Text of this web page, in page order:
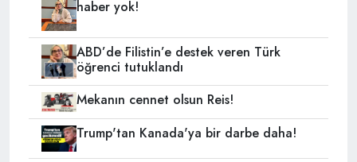
haber yok!
ABD’de Filistin’e destek veren Türk
öğrenci tutuklandı
Mekanın cennet olsun Reis!
Trump'tan Kanada'ya bir darbe daha!